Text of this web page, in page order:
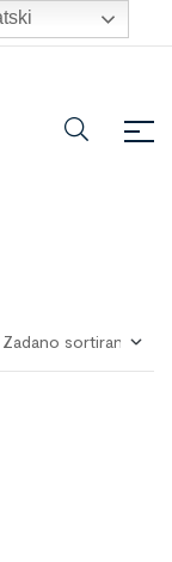
od 100,00 €